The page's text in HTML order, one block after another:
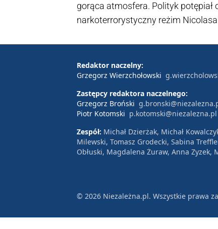
gorąca atmosfera. Polityk
narkoterrorystyczny reżim
Redaktor naczelny:
Grzegorz Wierzchołowski
Zastępcy redaktora naczelnego:
Grzegorz Broński
Piotr Kotomski p.kotomski@niezalezna.pl
Zespół: Michał Dzierżak, Michał
Milewski, Tomasz Grodecki, Sabina
Obłuski, Magdalena Żuraw, Anna Zyzek,
© 2026 Niezależna.pl. Wszystkie prawa